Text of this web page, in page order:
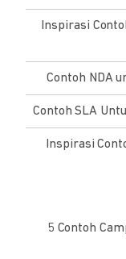
Inspirasi
Contoh NDA
Contoh SLA
Inspirasi
5 Contoh